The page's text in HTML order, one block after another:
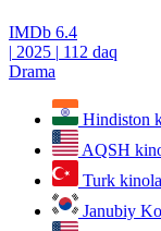
IMDb 6.4
| 2025 | 112 daq
Drama
Hindiston
AQSH
Turk
Janubiy